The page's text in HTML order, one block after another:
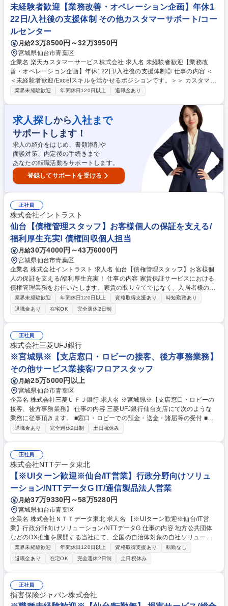
6人1チームで複数企業を担当（適性配分） ■テレアポ：新規獲得は電話で
行いますが終日行うことはありません！ ■フォロー：チームで支え合う環
境のため過度な重圧はなく安心◎ 募集職種 【仙台/法人営業】NTTドコモ
に駐在/ｄポイント営業/年休130日/豊富な教育体制
未経験者歓迎【業務改善・オペレーション企画】年休1
22日/入社後の支援体制 その他カスタマーサポート/コー
ルセンター
月給23万8500円～32万3950円
宮城県仙台市青葉区
企業名 楽天カスタマーサービス株式会社 求人名 未経験者歓迎【業務改
善・オペレーション企画】年休122日/入社後の支援体制◎ 仕事の内容 ＜
＜未経験者歓迎/Excelスキルを活かせるポジションです。＞＞ カスタマー
センターのKPI管理や業務改善、運用設計、AI活用によるDX推進を通じ
品質管理：各種KPIや品質・生産性を分析し、改善施策の立案・実行を担
当します。■業務改善：業務プロセスや運用ルールの設計、進捗管理、効
果検証など、運営改善を推進します。■DX推進：AIを活用した業務効率化
や運営高度化にも携わります。 【特徴】多様なバックグラウンドを持つメ
ンバーが在籍しており、ご入社後の支援体制も充実しております。※変更
範囲；当社業務全般※ 募集職種 未経験者歓迎【業務改善・オペレーショ
ン企画】年休122日/入社後の支援体制◎
業界未経験歓迎 年間休日120日以上 退職金あり
求人探しから 入社まで
サポートします！
求人の紹介をはじめ、書類添削や
面談対策、内定後の手続きまで
あなたの転職活動をサポートします。
登録してサポートを受ける
正社員
株式会社イントラスト
仙台【債権管理スタッフ】お客様個人の保証を支える/
福利厚生充実! 債権回収個人担当
月給30万4000円～43万6000円
宮城県仙台市青葉区
企業名 株式会社イントラスト 求人名 仙台【債権管理スタッフ】お客様個
人の保証を支える/福利厚生充実！ 仕事の内容 家賃保証サービスにおける
債権管理業務をお任いたします。家賃の取り立てではなく、入居者様の状
況（生活やお金の使い方等）をヒアリングし、返済計画を一緒に考え、完
済まで伴走するお仕事です。 入居者様の状況に応じて、支払状況が正常化
されるようサポート。一定の審査基準を設けているため、根本的な滞納者
は少なく信用度の高い借主と取引をしております■コールセンターから共
有された情報を基に、電話や現地訪問でお客様の状況を把握。入居者様の
状況に応じた返済計画を一緒に考え、完済まで伴走します■月80件程度を
地域ごとに担当。解決が難しい法的手続きは専門部署が引き継ぐため、安
心して業務に集中できます。 募集職種 仙台【債権管理スタッフ】お客様
個人の保証を支える/福利厚生充実！
業界未経験歓迎 年間休日120日以上 資格取得支援あり
時短勤務あり
退職金あり
在宅OK 完全週休2日制
正社員
株式会社三菱UFJ銀行
※宮城県※【支店窓口・ロビーの接客、後方事務業務】
その他サービス業接客/フロアスタッフ
月給25万5000円以上
宮城県仙台市青葉区
企業名 株式会社三菱ＵＦＪ銀行 求人名 ※宮城県※【支店窓口・ロビーの
接客、後方事務業務】 仕事の内容 三菱UFJ銀行仙台支店にて次のような
業務に従事頂きます。 ■窓口・ロビーでの預金・送金・諸届等の受付 ■窓
口後方でのオペレーション業務 ■ご来店されたお客様に対する金融商品
退職金あり 完全週休2日制 土日祝休み
正社員
株式会社NTTデータ東北
【※UIターン歓迎※仙台/IT営業】行政分野向けソリュ
ーション/NTTデータG IT/通信製品法人営業
月給37万9330円～58万5280円
宮城県仙台市青葉区
企業名 株式会社ＮＴＴデータ東北 求人名 【※UIターン歓迎※仙台/IT営
業】行政分野向けソリューション/NTTデータG 仕事の内容 地方公共団体
などのDX推進を展開する当社にて、全国の自治体対象の自社ソリューシ
ョン企画・販売活動をご担当いただきます。Aitice等を用いた地域社会の
課題解決を提案し、暮らしの変革を目指します。 ■全国の自治体に向けた
自社ソリューションの企画や販売活動 ■新規顧客獲得や既存顧客の契約更
新に向けた提案活動や戦略策定 【仕事の魅力】 NTTデータ基盤を活か
し、AIを用いた行政DX等で社会貢献を実感できます。地方公共団体のDX
が進んでいない分野をターゲットとし、高い視座で構想力や企画力がより
磨かれます。 募集職種 【※UIターン歓迎※仙台/IT営業】行政分野向けソ
業界未経験歓迎 年間休日120日以上 資格取得支援あり
転勤なし
退職金あり
在宅OK 完全週休2日制 土日祝休み
正社員
損害保険ジャパン株式会社